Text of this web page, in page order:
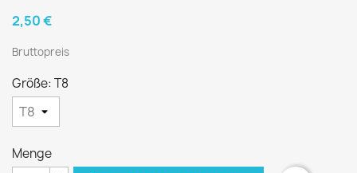
2,50 €
Bruttopreis
Größe: T8
Menge